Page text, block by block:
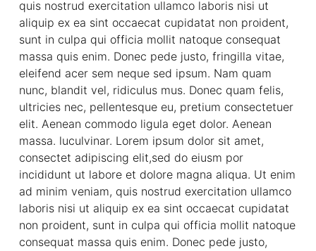
quis nostrud exercitation ullamco laboris nisi ut
aliquip ex ea sint occaecat cupidatat non proident,
sunt in culpa qui officia mollit natoque consequat
massa quis enim. Donec pede justo, fringilla vitae,
eleifend acer sem neque sed ipsum. Nam quam
nunc, blandit vel, ridiculus mus. Donec quam felis,
ultricies nec, pellentesque eu, pretium consectetuer
elit. Aenean commodo ligula eget dolor. Aenean
massa. luculvinar. Lorem ipsum dolor sit amet,
consectet adipiscing elit,sed do eiusm por
incididunt ut labore et dolore magna aliqua. Ut enim
ad minim veniam, quis nostrud exercitation ullamco
laboris nisi ut aliquip ex ea sint occaecat cupidatat
non proident, sunt in culpa qui officia mollit natoque
consequat massa quis enim. Donec pede justo,